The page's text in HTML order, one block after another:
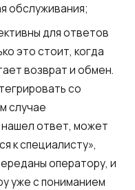
обслуживания;
для ответов
это стоит, когда
возврат и обмен.
со
случае
ответ, может
к специалисту»,
оператору, и
уже с пониманием